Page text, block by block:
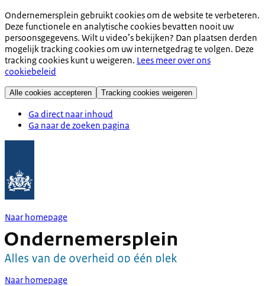
Ondernemersplein gebruikt cookies om de website te verbeteren.
Deze functionele en analytische cookies bevatten nooit uw
persoonsgegevens. Wilt u video’s bekijken? Dan plaatsen derden
mogelijk tracking cookies om uw internetgedrag te volgen. Deze
tracking cookies kunt u weigeren. Lees meer over ons
cookiebeleid
Alle cookies accepteren Tracking cookies weigeren
Ga direct naar inhoud
Ga naar de zoeken pagina
Naar homepage
Naar homepage